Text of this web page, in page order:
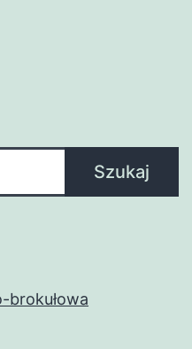
Szukaj
brokułowa